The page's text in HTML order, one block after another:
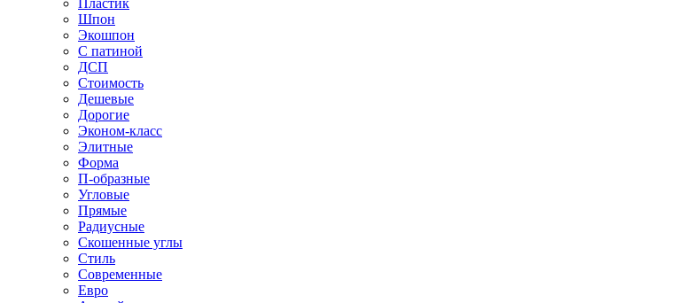
Шпон
Экошпон
С патиной
ДСП
Стоимость
Дешевые
Дорогие
Эконом-класс
Элитные
Форма
П-образные
Угловые
Прямые
Радиусные
Скошенные углы
Стиль
Современные
Евро